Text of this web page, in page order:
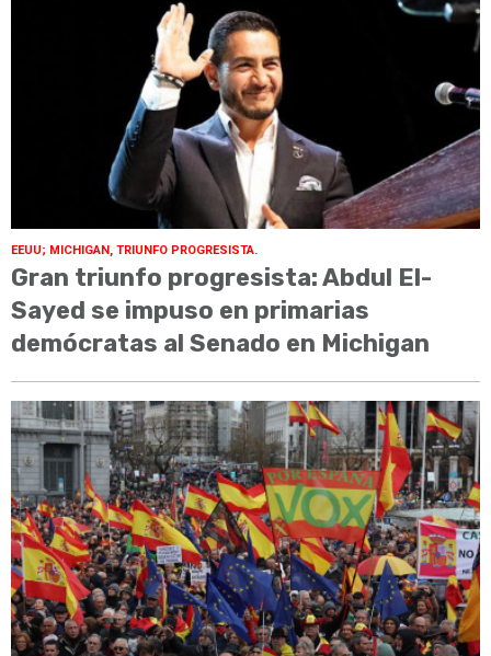
EEUU; MICHIGAN, TRIUNFO PROGRESISTA.
Gran triunfo progresista: Abdul El-
Sayed se impuso en primarias
demócratas al Senado en Michigan